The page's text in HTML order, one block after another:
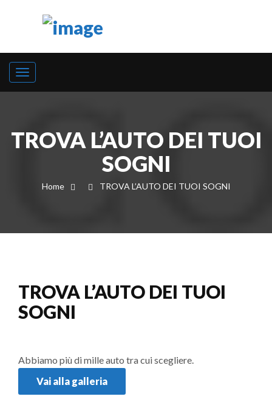
TROVA L’AUTO DEI TUOI
SOGNI
Home TROVA L’AUTO DEI TUOI SOGNI
TROVA L’AUTO DEI TUOI
SOGNI
Abbiamo più di mille auto tra cui scegliere.
Vai alla galleria